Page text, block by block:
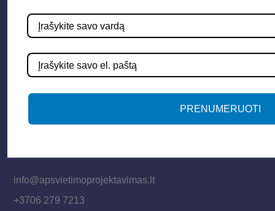
Informacija
Apie mus
Paslaugos
Apšvietimo mokymų įrašas
info@apsvietimoprojektavimas.lt
+3706 279 7213
PRENUMERUOTI